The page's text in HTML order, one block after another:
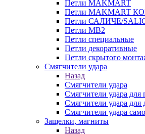
Петли MAKMART
Петли MAKMART
Петли САЛИЧЕ/
Петли MB2
Петли специальные
Петли декоративные
Петли скрытого
Смягчители удара
Назад
Смягчители удара
Смягчители удара для
Смягчители удара для
Cмягчители удара
Защелки, магниты
Назад